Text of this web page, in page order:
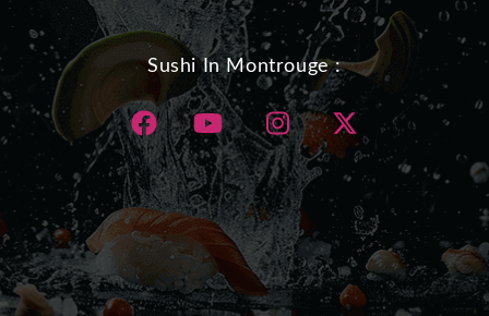
Sushi In Montrouge :